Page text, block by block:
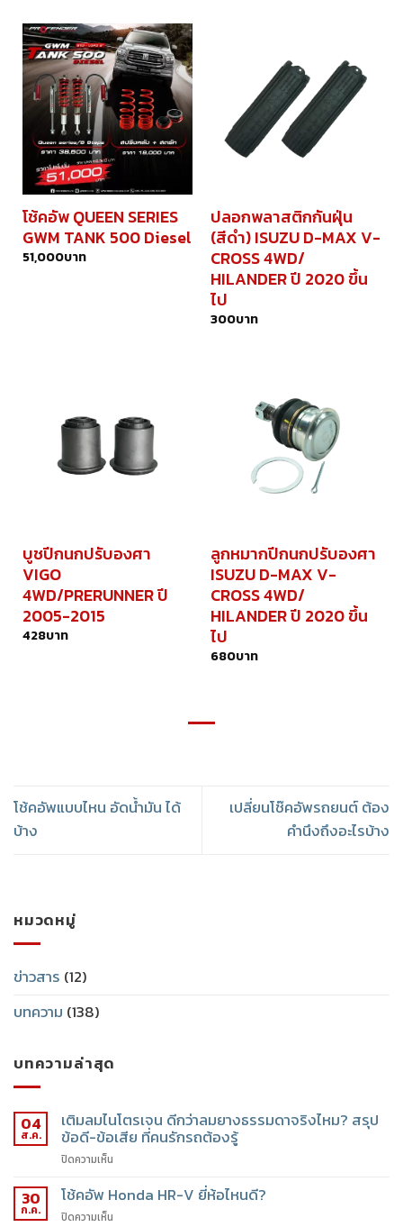
โช้คอัพ QUEEN SERIES
GWM TANK 500 Diesel
51,000บาท
ปลอกพลาสติกกันฝุ่น
(สีดำ) ISUZU D-MAX V-
CROSS 4WD/
HILANDER ปี 2020 ขึ้น
ไป
300บาท
บูชปีกนกปรับองศา
VIGO
4WD/PRERUNNER ปี
2005-2015
428บาท
ลูกหมากปีกนกปรับองศา
ISUZU D-MAX V-
CROSS 4WD/
HILANDER ปี 2020 ขึ้น
ไป
680บาท
โช้คอัพแบบไหน อัดน้ำมัน ได้
บ้าง
เปลี่ยนโช๊คอัพรถยนต์ ต้อง
คำนึงถึงอะไรบ้าง
หมวดหมู่
ข่าวสาร (12)
บทความ (138)
บทความล่าสุด
04
ส.ค.
เติมลมไนโตรเจน ดีกว่าลมยางธรรมดาจริงไหม? สรุป
ข้อดี-ข้อเสีย ที่คนรักรถต้องรู้
ปิดความเห็น
30
ก.ค.
โช้คอัพ Honda HR-V ยี่ห้อไหนดี?
ปิดความเห็น